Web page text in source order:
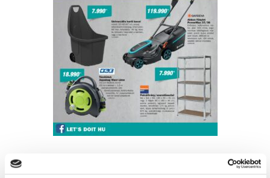
Friss ajánlataink